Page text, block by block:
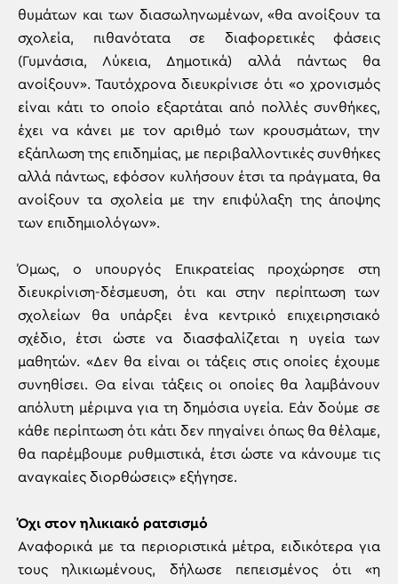
θυμάτων και των διασωληνωμένων, «θα ανοίξουν τα
σχολεία, πιθανότατα σε διαφορετικές φάσεις
(Γυμνάσια, Λύκεια, Δημοτικά) αλλά πάντως θα
ανοίξουν». Ταυτόχρονα διευκρίνισε ότι «ο χρονισμός
είναι κάτι το οποίο εξαρτάται από πολλές συνθήκες,
έχει να κάνει με τον αριθμό των κρουσμάτων, την
εξάπλωση της επιδημίας, με περιβαλλοντικές συνθήκες
αλλά πάντως, εφόσον κυλήσουν έτσι τα πράγματα, θα
ανοίξουν τα σχολεία με την επιφύλαξη της άποψης
των επιδημιολόγων».
Όμως, ο υπουργός Επικρατείας προχώρησε στη
διευκρίνιση-δέσμευση, ότι και στην περίπτωση των
σχολείων θα υπάρξει ένα κεντρικό επιχειρησιακό
σχέδιο, έτσι ώστε να διασφαλίζεται η υγεία των
μαθητών. «Δεν θα είναι οι τάξεις στις οποίες έχουμε
συνηθίσει. Θα είναι τάξεις οι οποίες θα λαμβάνουν
απόλυτη μέριμνα για τη δημόσια υγεία. Εάν δούμε σε
κάθε περίπτωση ότι κάτι δεν πηγαίνει όπως θα θέλαμε,
θα παρέμβουμε ρυθμιστικά, έτσι ώστε να κάνουμε τις
αναγκαίες διορθώσεις» εξήγησε.
Όχι στον ηλικιακό ρατσισμό
Αναφορικά με τα περιοριστικά μέτρα, ειδικότερα για
τους ηλικιωμένους, δήλωσε πεπεισμένος ότι «η